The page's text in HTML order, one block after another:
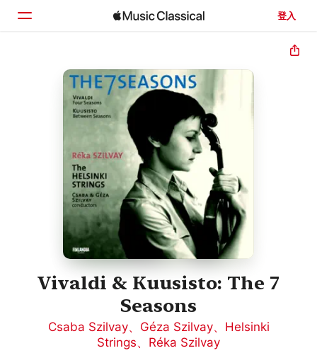
登入
首頁
Vivaldi & Kuusisto: The 7
Seasons
Csaba Szilvay、 Géza Szilvay、 Helsinki
Strings、 Réka Szilvay